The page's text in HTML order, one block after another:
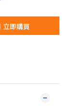
立即購買